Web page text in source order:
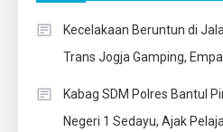
Kecelakaan Beruntun di
Trans Jogja Gamping,
Kabag SDM Polres Bantul
Negeri 1 Sedayu, Ajak